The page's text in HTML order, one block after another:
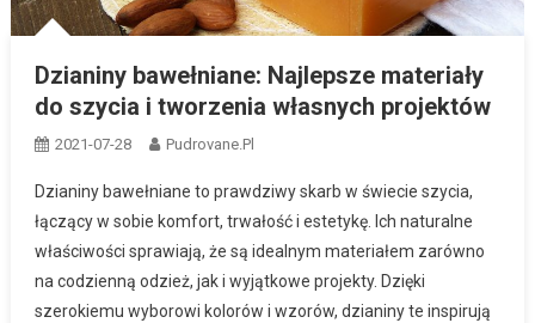
Dzianiny bawełniane: Najlepsze materiały
do szycia i tworzenia własnych projektów
2021-07-28 Pudrovane.pl
Dzianiny bawełniane to prawdziwy skarb w świecie szycia,
łączący w sobie komfort, trwałość i estetykę. Ich naturalne
właściwości sprawiają, że są idealnym materiałem zarówno
na codzienną odzież, jak i wyjątkowe projekty. Dzięki
szerokiemu wyborowi kolorów i wzorów, dzianiny te inspirują